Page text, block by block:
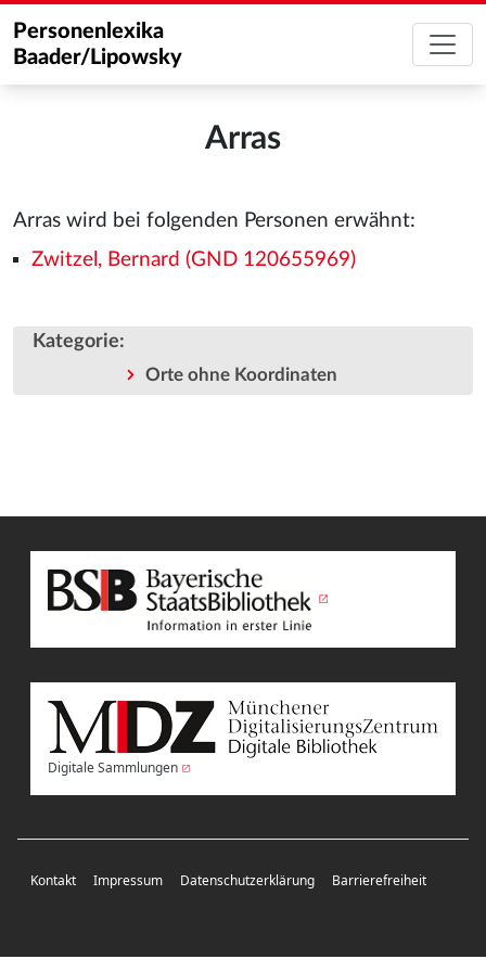
Personenlexika
Baader/Lipowsky
Arras
Arras wird bei folgenden Personen erwähnt:
Zwitzel, Bernard (GND 120655969)
Kategorie:
Orte ohne Koordinaten
Digitale Sammlungen
Kontakt Impressum Datenschutzerklärung Barrierefreiheit